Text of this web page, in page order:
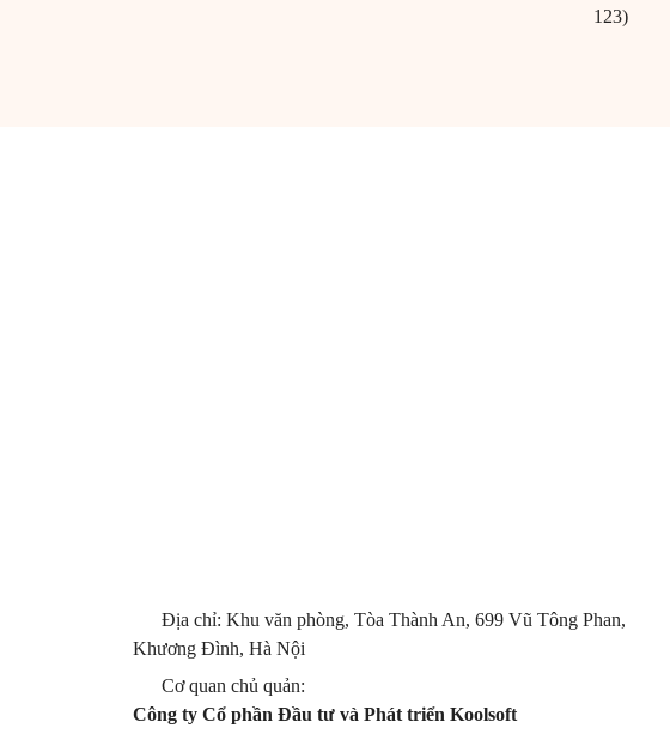
123)
Địa chỉ: Khu văn phòng, Tòa Thành An, 699 Vũ Tông Phan,
Khương Đình, Hà Nội
Cơ quan chủ quản:
Công ty Cổ phần Đầu tư và Phát triển Koolsoft